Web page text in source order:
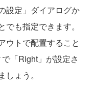
設定」ダイアログか
も指定できます。
ウトで配置すること
「Right」が設定さ
ょう。